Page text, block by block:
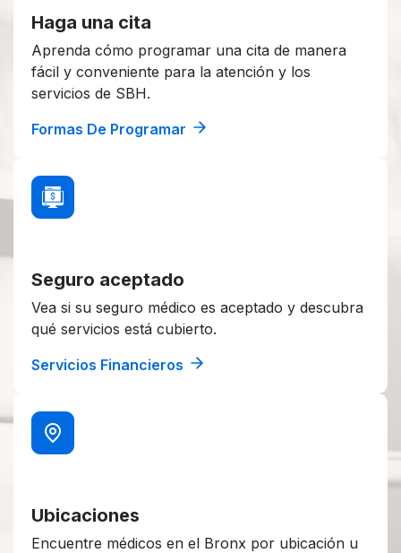
Haga una cita
Aprenda cómo programar una cita de manera
fácil y conveniente para la atención y los
servicios de SBH.
Formas De Programar
Seguro aceptado
Vea si su seguro médico es aceptado y descubra
qué servicios está cubierto.
Servicios Financieros
Ubicaciones
Encuentre médicos en el Bronx por ubicación u